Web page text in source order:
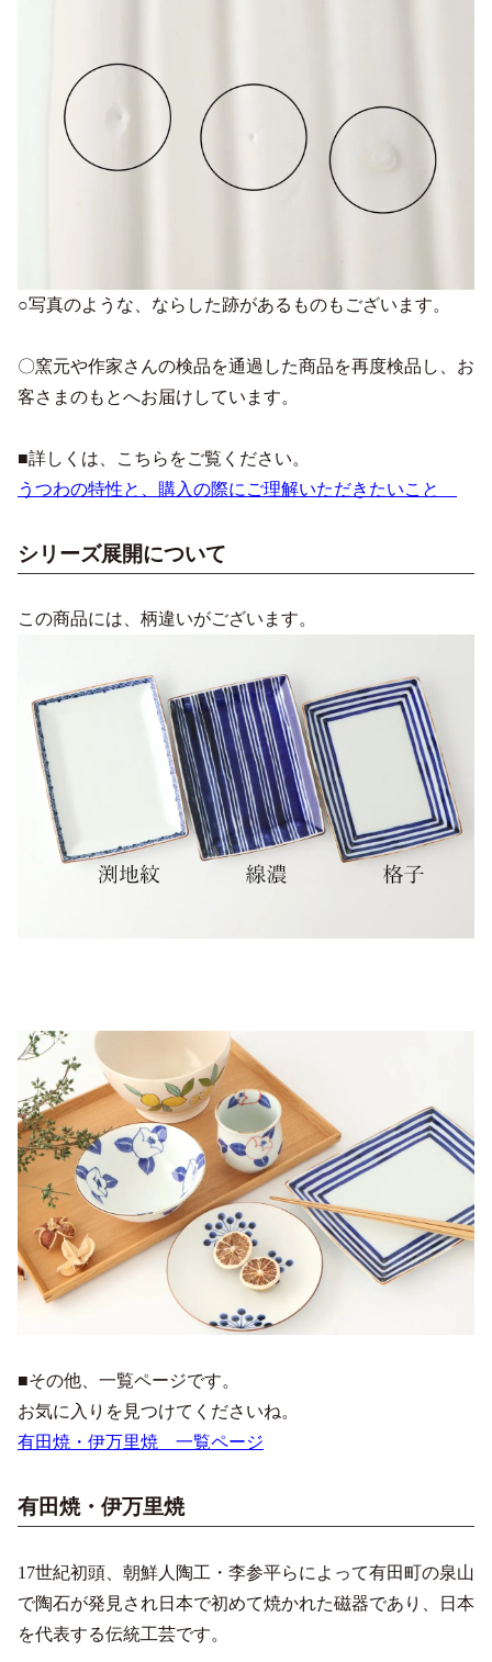
○写真のような、ならした跡があるものもございます。
〇窯元や作家さんの検品を通過した商品を再度検品し、お
客さまのもとへお届けしています。
■詳しくは、こちらをご覧ください。
うつわの特性と、購入の際にご理解いただきたいこと
シリーズ展開について
この商品には、柄違いがございます。
■その他、一覧ページです。
お気に入りを見つけてくださいね。
有田焼・伊万里焼 一覧ページ
有田焼・伊万里焼
17世紀初頭、朝鮮人陶工・李参平らによって有田町の泉山
で陶石が発見され日本で初めて焼かれた磁器であり、日本
を代表する伝統工芸です。